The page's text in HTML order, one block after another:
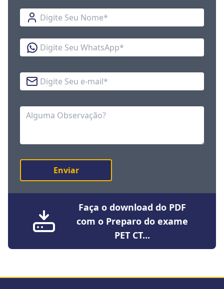
Nome
WhatsApp
E-mail
Observação
Enviar
Faça o download do PDF
com o Preparo do exame
PET CT...